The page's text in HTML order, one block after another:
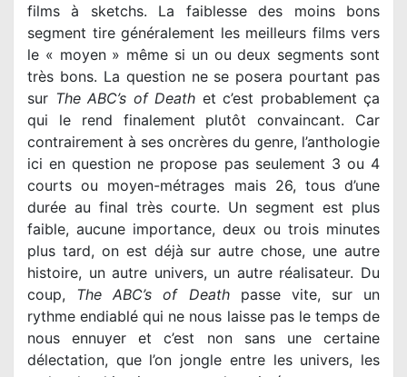
films à sketchs. La faiblesse des moins bons
segment tire généralement les meilleurs films vers
le « moyen » même si un ou deux segments sont
très bons. La question ne se posera pourtant pas
sur The ABC’s of Death et c’est probablement ça
qui le rend finalement plutôt convaincant. Car
contrairement à ses oncrères du genre, l’anthologie
ici en question ne propose pas seulement 3 ou 4
courts ou moyen-métrages mais 26, tous d’une
durée au final très courte. Un segment est plus
faible, aucune importance, deux ou trois minutes
plus tard, on est déjà sur autre chose, une autre
histoire, un autre univers, un autre réalisateur. Du
coup, The ABC’s of Death passe vite, sur un
rythme endiablé qui ne nous laisse pas le temps de
nous ennuyer et c’est non sans une certaine
délectation, que l’on jongle entre les univers, les